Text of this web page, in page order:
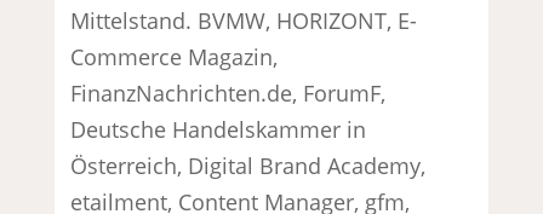
Mittelstand. BVMW, HORIZONT, E-
Commerce Magazin,
FinanzNachrichten.de, ForumF,
Deutsche Handelskammer in
Österreich, Digital Brand Academy,
etailment, Content Manager, gfm,